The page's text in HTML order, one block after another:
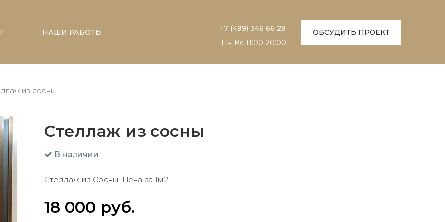
+7 (499) 346 66 29 ОБСУДИТЬ ПРОЕКТ
НАШИ РАБОТЫ
Пн-Вc 11:00-20:00
из сосны
Стеллаж из сосны
В наличии
Стеллаж из Сосны. Цена за 1м2.
18 000 руб.